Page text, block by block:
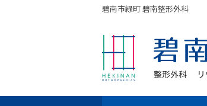
碧南市緑町 碧南整形外科